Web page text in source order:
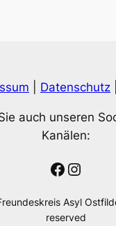
Datenschutz
auch unseren
Kanälen:
Facebook
Asyl
reserved